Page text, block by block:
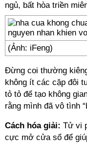
ngủ, bất hòa triền
(Ảnh: iFeng)
Đừng coi thường
không ít các cặp đôi
tỏ tỏ để tạo không
rằng mình đã vô tình
Cách hóa giải: Tử vi
cực mở cửa sổ để